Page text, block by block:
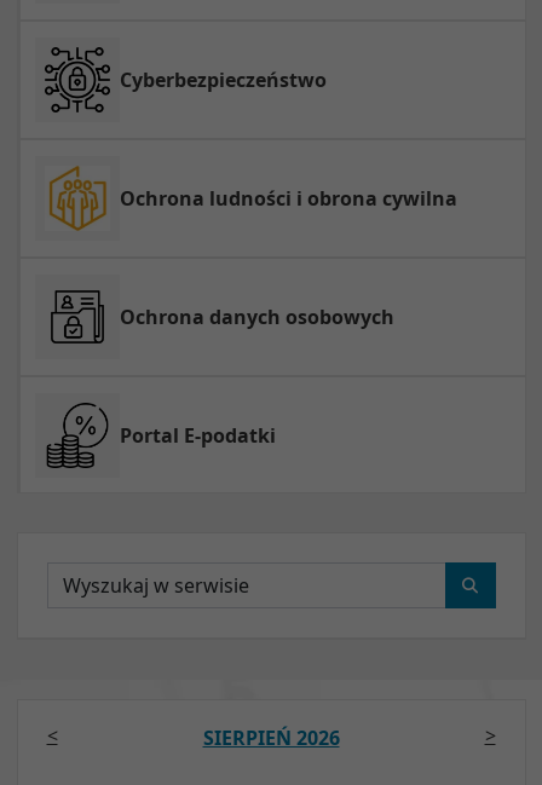
Cyberbezpieczeństwo
Ochrona ludności i obrona cywilna
Ochrona danych osobowych
Portal E-podatki
Wyszukaj
SIERPIEŃ 2026
< >